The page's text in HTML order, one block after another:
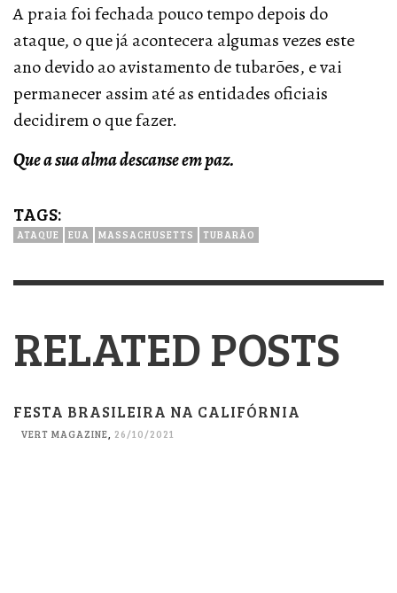
A praia foi fechada pouco tempo depois do
ataque, o que já acontecera algumas vezes este
ano devido ao avistamento de tubarões, e vai
permanecer assim até as entidades oficiais
decidirem o que fazer.
Que a sua alma descanse em paz.
TAGS:
ATAQUE EUA MASSACHUSETTS TUBARÃO
RELATED POSTS
FESTA BRASILEIRA NA CALIFÓRNIA
VERT MAGAZINE 26/10/2021